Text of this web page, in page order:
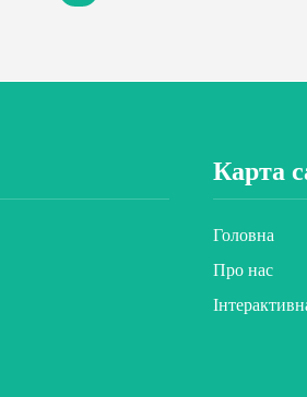
Карта
Головна
Про нас